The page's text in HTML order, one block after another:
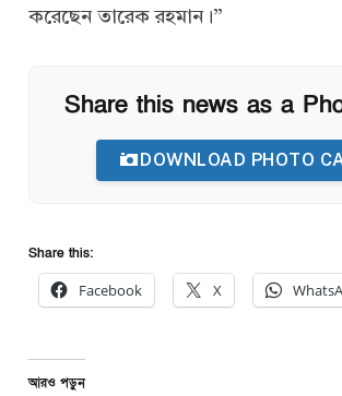
করেছেন তারেক রহমান।”
Share this news as a
DOWNLOAD PHOTO
Share this:
Facebook X
আরও পড়ুন